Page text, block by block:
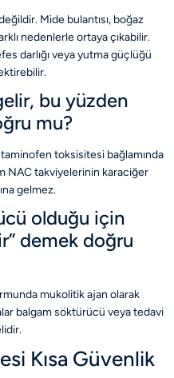
Mide bulantısı, boğaz
nedenlerle ortaya çıkabilir.
darlığı veya yutma güçlüğü
bu yüzden
mu?
toksisitesi bağlamında
NAC takviyelerinin karaciğer
gelmez.
olduğu için
demek doğru
mukolitik ajan olarak
balgam söktürücü veya tedavi
Kısa Güvenlik